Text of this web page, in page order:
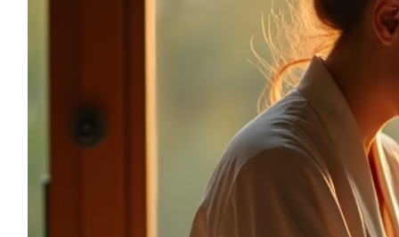
sonia.reiki50@gmail.com